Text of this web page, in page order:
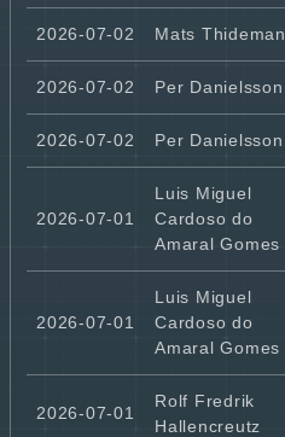
2026-07-02 Mats Thideman
2026-07-02 Per Danielsson
2026-07-02 Per Danielsson
2026-07-01
Luis Miguel
Cardoso do
Amaral Gomes
2026-07-01
Luis Miguel
Cardoso do
Amaral Gomes
2026-07-01
Rolf Fredrik
Hallencreutz